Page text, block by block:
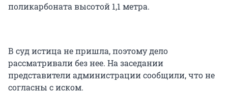
поликарбоната высотой 1,1 метра.
В суд истица не пришла, поэтому дело
рассматривали без нее. На заседании
представители администрации сообщили, что не
согласны с иском.